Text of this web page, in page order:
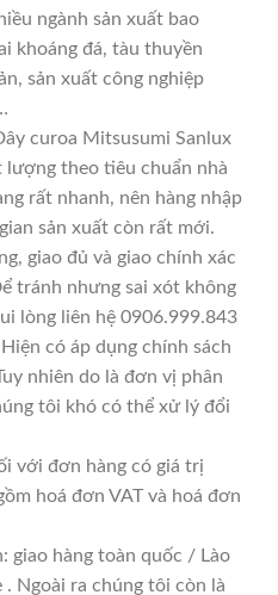
ngành sản xuất bao
khoáng đá, tàu thuyền
sản xuất công nghiệp
curoa Mitsusumi Sanlux
lượng theo tiêu chuẩn nhà
rất nhanh, nên hàng nhập
sản xuất còn rất mới.
giao đủ và giao chính xác
tránh nhưng sai xót không
lòng liên hệ 0906.999.843
có áp dụng chính sách
nhiên do là đơn vị phân
tôi khó có thể xử lý đổi
với đơn hàng có giá trị
hoá đơn VAT và hoá đơn
giao hàng toàn quốc / Lào
Ngoài ra chúng tôi còn là